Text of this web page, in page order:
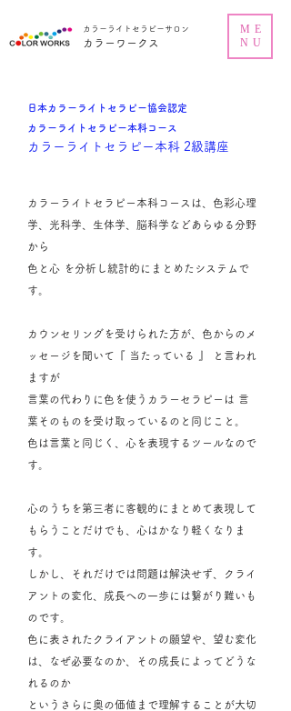
カラーワークス
カラーライトセラピーサロン
ME
NU
日本カラーライトセラピー協会認定
カラーライトセラピー本科コース
カラーライトセラピー本科 2級講座
カラーライトセラピー本科コースは、色彩心理
学、光科学、生体学、脳科学などあらゆる分野
から
色と心 を分析し統計的にまとめたシステムで
す。
カウンセリングを受けられた方が、色からのメ
ッセージを聞いて『 当たっている 』 と言われ
ますが
言葉の代わりに色を使うカラーセラピーは 言
葉そのものを受け取っているのと同じこと。
色は言葉と同じく、心を表現するツールなので
す。
心のうちを第三者に客観的にまとめて表現して
もらうことだけでも、心はかなり軽くなりま
す。
しかし、それだけでは問題は解決せず、クライ
アントの変化、成長への一歩には繋がり難いも
のです。
色に表されたクライアントの願望や、望む変化
は、なぜ必要なのか、その成長によってどうな
れるのか
というさらに奥の価値まで理解することが大切